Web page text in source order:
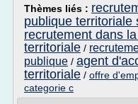
Thèmes liés :
publique territoriale
recrutement dans
territoriale /
publique / agent
territoriale / offre
categorie c